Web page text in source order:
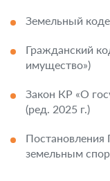
Земельный
Гражданский
имущество»)
Закон КР «О
(ред. 2025 г.)
Постановления
земельным